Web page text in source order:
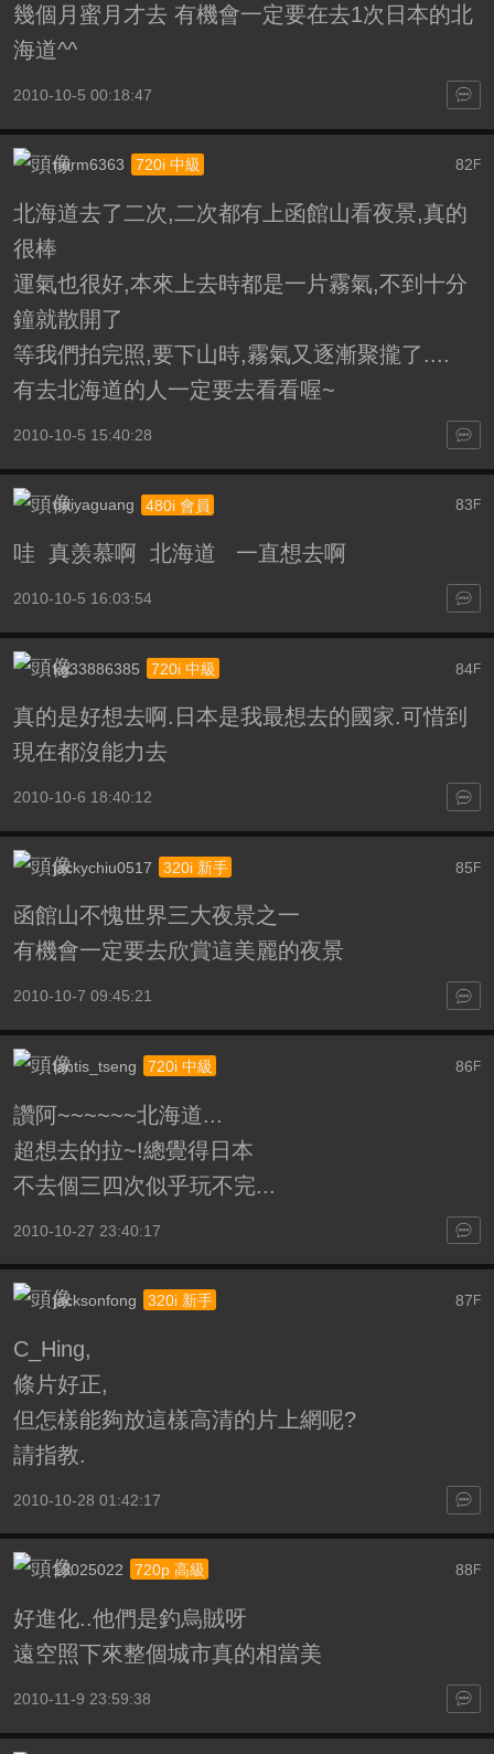
幾個月蜜月才去 有機會一定要在去1次日本的北
海道^^
2010-10-5 00:18:47
82 F
norm6363 720i 中級
北海道去了二次,二次都有上函館山看夜景,真的
很棒
運氣也很好,本來上去時都是一片霧氣,不到十分
鐘就散開了
等我們拍完照,要下山時,霧氣又逐漸聚攏了....
有去北海道的人一定要去看看喔~
2010-10-5 15:40:28
83 F
daiyaguang 480i 會員
哇 真羡慕啊 北海道 一直想去啊
2010-10-5 16:03:54
84F
kg33886385 720i 中級
真的是好想去啊.日本是我最想去的國家.可惜到
現在都沒能力去
2010-10-6 18:40:12
85F
jackychiu0517 320i 新手
函館山不愧世界三大夜景之一
有機會一定要去欣賞這美麗的夜景
2010-10-7 09:45:21
86F
lantis_tseng 720i 中級
讚阿~~~~~~北海道...
超想去的拉~!總覺得日本
不去個三四次似乎玩不完...
2010-10-27 23:40:17
87 F
jacksonfong 320i 新手
C_Hing,
條片好正,
但怎樣能夠放這樣高清的片上網呢?
請指教.
2010-10-28 01:42:17
88 F
13025022 720p 高級
好進化..他們是釣烏賊呀
遠空照下來整個城市真的相當美
2010-11-9 23:59:38